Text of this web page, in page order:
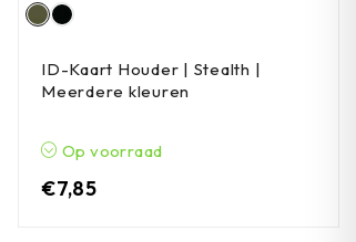
ID-Kaart Houder | Stealth |
Meerdere kleuren
Op voorraad
€7,85